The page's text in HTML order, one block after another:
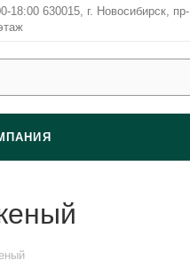
18:00 630015, г. Новосибирск, пр-